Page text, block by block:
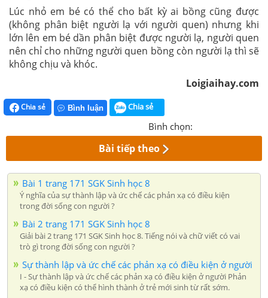
Lúc nhỏ em bé có thể cho bất kỳ ai bồng cũng được
(không phân biệt người lạ với người quen) nhưng khi
lớn lên em bé dần phân biệt được người lạ, người quen
nên chỉ cho những người quen bồng còn người lạ thì sẽ
không chịu và khóc.
Loigiaihay.com
Chia sẻ Bình luận Chia sẻ
Bình chọn:
Bài tiếp theo
Bài 1 trang 171 SGK Sinh học 8
Ý nghĩa của sự thành lập và ức chế các phản xạ có điều kiện
trong đời sống con người ?
Bài 2 trang 171 SGK Sinh học 8
Giải bài 2 trang 171 SGK Sinh học 8. Tiếng nói và chữ viết có vai
trò gì trong đời sống con người ?
Sự thành lập và ức chế các phản xạ có điều kiện ở người
I - Sự thành lập và ức chế các phản xạ có điều kiện ở người Phản
xạ có điều kiện có thể hình thành ở trẻ mới sinh từ rất sớm.